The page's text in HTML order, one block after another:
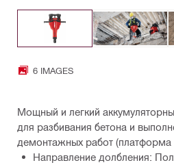
6 IMAGES
Мощный и легкий
для разбивания бетона и
демонтажных работ (платформа
Направление долбления: Пол